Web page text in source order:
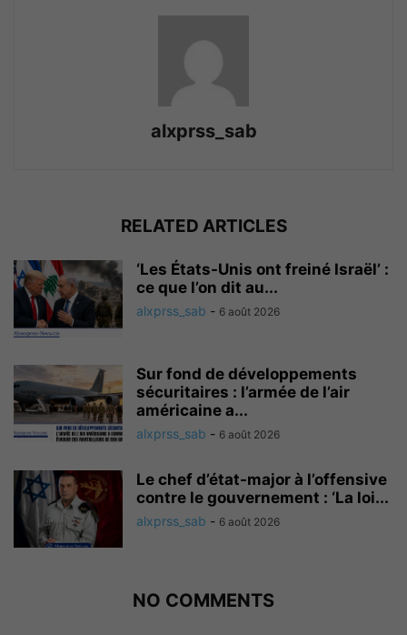
alxprss_sab
RELATED ARTICLES
‘Les États-Unis ont freiné Israël’ :
ce que l’on dit au...
alxprss_sab - 6 août 2026
Sur fond de développements
sécuritaires : l’armée de l’air
américaine a...
alxprss_sab - 6 août 2026
Le chef d’état-major à l’offensive
contre le gouvernement : ‘La loi...
alxprss_sab - 6 août 2026
NO COMMENTS